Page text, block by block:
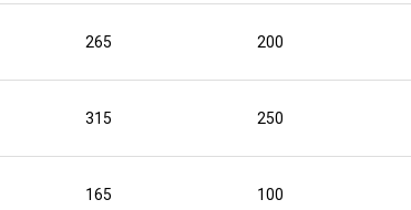
265 200
315 250
165 100